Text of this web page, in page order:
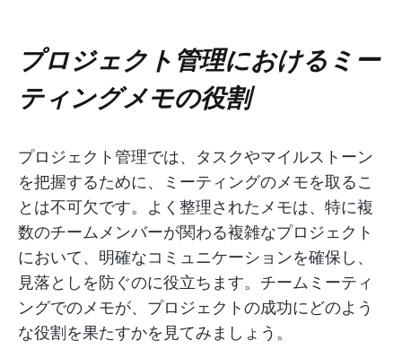
プロジェクト管理におけるミー
ティングメモの役割
プロジェクト管理では、タスクやマイルストーン
を把握するために、ミーティングのメモを取るこ
とは不可欠です。よく整理されたメモは、特に複
数のチームメンバーが関わる複雑なプロジェクト
において、明確なコミュニケーションを確保し、
見落としを防ぐのに役立ちます。チームミーティ
ングでのメモが、プロジェクトの成功にどのよう
な役割を果たすかを見てみましょう。